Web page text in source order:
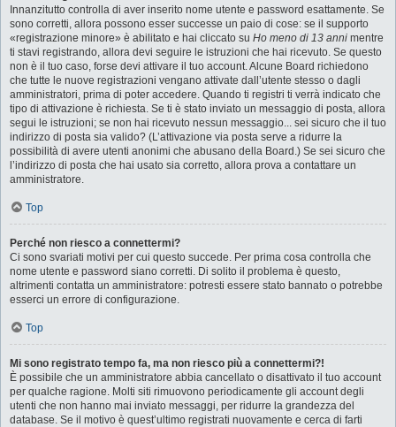
Innanzitutto controlla di aver inserito nome utente e password esattamente. Se
sono corretti, allora possono esser successe un paio di cose: se il supporto
«registrazione minore» è abilitato e hai cliccato su Ho meno di 13 anni mentre
ti stavi registrando, allora devi seguire le istruzioni che hai ricevuto. Se questo
non è il tuo caso, forse devi attivare il tuo account. Alcune Board richiedono
che tutte le nuove registrazioni vengano attivate dall’utente stesso o dagli
amministratori, prima di poter accedere. Quando ti registri ti verrà indicato che
tipo di attivazione è richiesta. Se ti è stato inviato un messaggio di posta, allora
segui le istruzioni; se non hai ricevuto nessun messaggio... sei sicuro che il tuo
indirizzo di posta sia valido? (L’attivazione via posta serve a ridurre la
possibilità di avere utenti anonimi che abusano della Board.) Se sei sicuro che
l’indirizzo di posta che hai usato sia corretto, allora prova a contattare un
amministratore.
Top
Perché non riesco a connettermi?
Ci sono svariati motivi per cui questo succede. Per prima cosa controlla che
nome utente e password siano corretti. Di solito il problema è questo,
altrimenti contatta un amministratore: potresti essere stato bannato o potrebbe
esserci un errore di configurazione.
Top
Mi sono registrato tempo fa, ma non riesco più a connettermi?!
È possibile che un amministratore abbia cancellato o disattivato il tuo account
per qualche ragione. Molti siti rimuovono periodicamente gli account degli
utenti che non hanno mai inviato messaggi, per ridurre la grandezza del
database. Se il motivo è quest’ultimo registrati nuovamente e cerca di farti